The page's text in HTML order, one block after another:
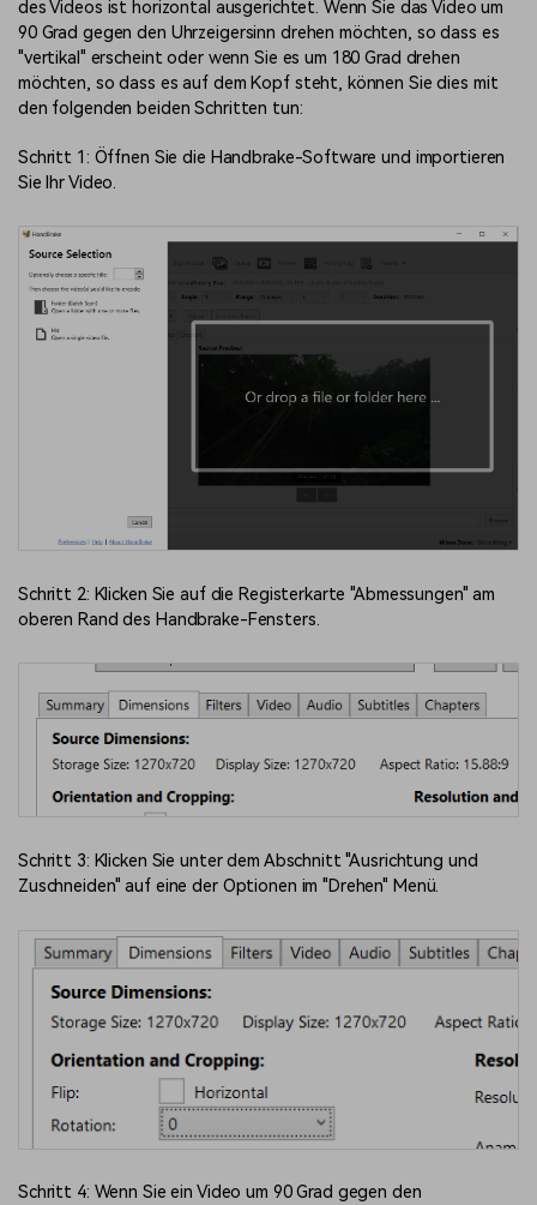
des Videos ist horizontal ausgerichtet. Wenn Sie das Video um
90 Grad gegen den Uhrzeigersinn drehen möchten, so dass es
"vertikal" erscheint oder wenn Sie es um 180 Grad drehen
möchten, so dass es auf dem Kopf steht, können Sie dies mit
den folgenden beiden Schritten tun:
Schritt 1: Öffnen Sie die Handbrake-Software und importieren
Sie Ihr Video.
Schritt 2: Klicken Sie auf die Registerkarte "Abmessungen" am
oberen Rand des Handbrake-Fensters.
Schritt 3: Klicken Sie unter dem Abschnitt "Ausrichtung und
Zuschneiden" auf eine der Optionen im "Drehen" Menü.
Schritt 4: Wenn Sie ein Video um 90 Grad gegen den